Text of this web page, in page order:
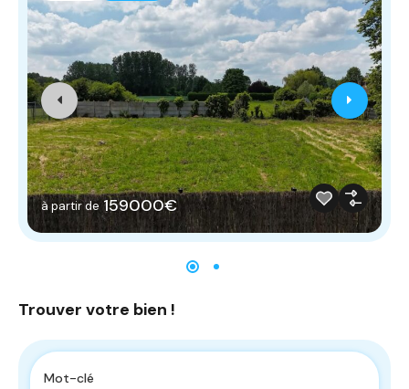
à partir de 159000€
Trouver votre bien !